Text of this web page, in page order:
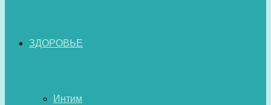
ЗДОРОВЬЕ
Интим